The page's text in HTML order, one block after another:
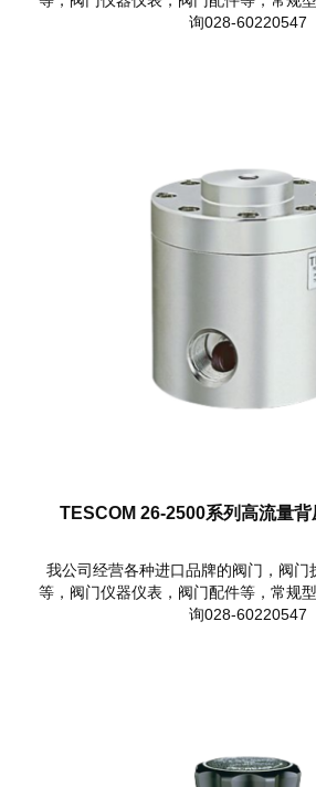
询028-60220547
TESCOM 26-2500系列高流量
我公司经营各种进口品牌的阀门，阀门
等，阀门仪器仪表，阀门配件等，常规
询028-60220547